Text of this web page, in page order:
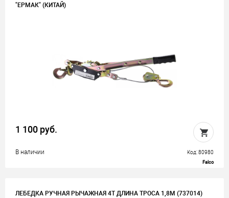
"ЕРМАК" (КИТАЙ)
1 100 руб.
В наличии Код: 80980
Falco
ЛЕБЕДКА РУЧНАЯ РЫЧАЖНАЯ 4Т ДЛИНА ТРОСА 1,8М (737014)